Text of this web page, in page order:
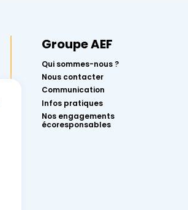
Groupe AEF
Qui sommes-nous ?
Nous contacter
Communication
Infos pratiques
Nos engagements
écoresponsables